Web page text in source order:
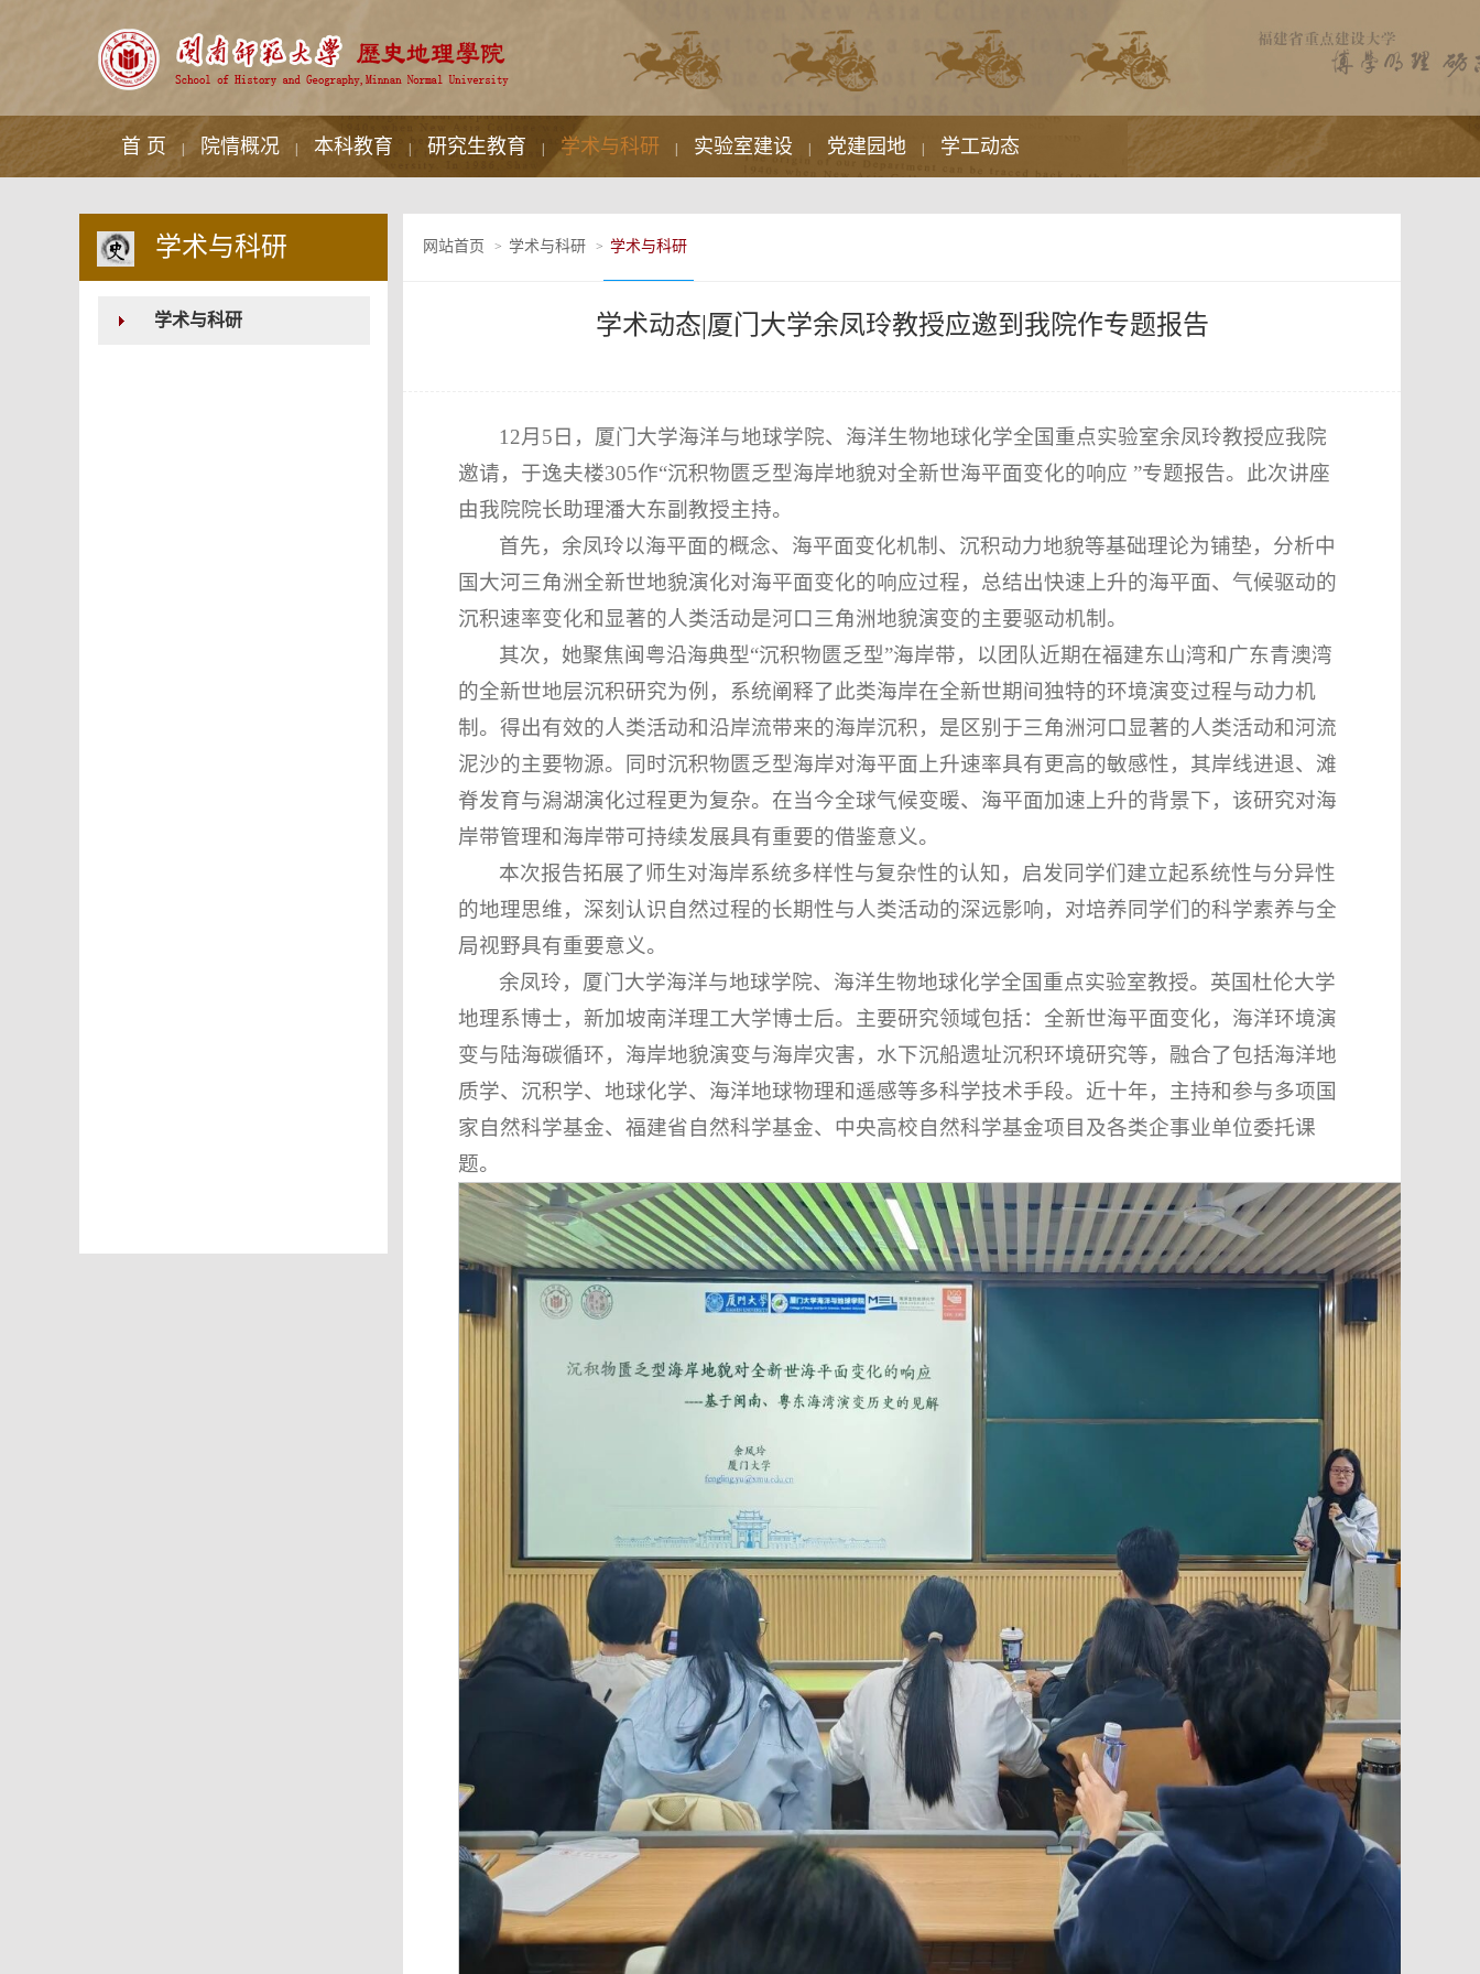
首 页 院情概况 本科教育 研究生教育 学术与科研 实验室建设 党建园地 学工动态
学术与科研
学术与科研
网站首页 > 学术与科研 > 学术与科研
学术动态|厦门大学余凤玲教授应邀到我院作专题报告
12月5日，厦门大学海洋与地球学院、海洋生物地球化学全国重点实验室余凤玲教授应我院
邀请，于逸夫楼305作“沉积物匮乏型海岸地貌对全新世海平面变化的响应 ”专题报告。此次讲座
由我院院长助理潘大东副教授主持。
首先，余凤玲以海平面的概念、海平面变化机制、沉积动力地貌等基础理论为铺垫，分析中
国大河三角洲全新世地貌演化对海平面变化的响应过程，总结出快速上升的海平面、气候驱动的
沉积速率变化和显著的人类活动是河口三角洲地貌演变的主要驱动机制。
其次，她聚焦闽粤沿海典型“沉积物匮乏型”海岸带，以团队近期在福建东山湾和广东青澳湾
的全新世地层沉积研究为例，系统阐释了此类海岸在全新世期间独特的环境演变过程与动力机
制。得出有效的人类活动和沿岸流带来的海岸沉积，是区别于三角洲河口显著的人类活动和河流
泥沙的主要物源。同时沉积物匮乏型海岸对海平面上升速率具有更高的敏感性，其岸线进退、滩
脊发育与潟湖演化过程更为复杂。在当今全球气候变暖、海平面加速上升的背景下，该研究对海
岸带管理和海岸带可持续发展具有重要的借鉴意义。
本次报告拓展了师生对海岸系统多样性与复杂性的认知，启发同学们建立起系统性与分异性
的地理思维，深刻认识自然过程的长期性与人类活动的深远影响，对培养同学们的科学素养与全
局视野具有重要意义。
余凤玲，厦门大学海洋与地球学院、海洋生物地球化学全国重点实验室教授。英国杜伦大学
地理系博士，新加坡南洋理工大学博士后。主要研究领域包括：全新世海平面变化，海洋环境演
变与陆海碳循环，海岸地貌演变与海岸灾害，水下沉船遗址沉积环境研究等，融合了包括海洋地
质学、沉积学、地球化学、海洋地球物理和遥感等多科学技术手段。近十年，主持和参与多项国
家自然科学基金、福建省自然科学基金、中央高校自然科学基金项目及各类企事业单位委托课
题。